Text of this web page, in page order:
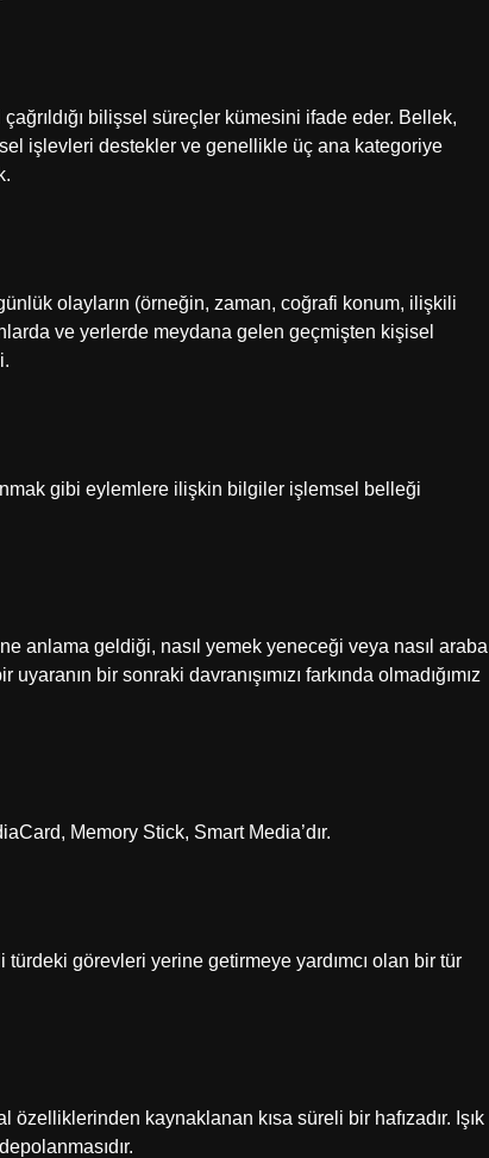
bilişsel süreçler kümesini ifade eder. Bellek,
işlevleri destekler ve genellikle üç ana kategoriye
olayların (örneğin, zaman, coğrafi konum, ilişkili
ve yerlerde meydana gelen geçmişten kişisel
gibi eylemlere ilişkin bilgiler işlemsel belleği
anlama geldiği, nasıl yemek yeneceği veya nasıl araba
bir sonraki davranışımızı farkında olmadığımız
Memory Stick, Smart Media’dır.
görevleri yerine getirmeye yardımcı olan bir tür
özelliklerinden kaynaklanan kısa süreli bir hafızadır. Işık